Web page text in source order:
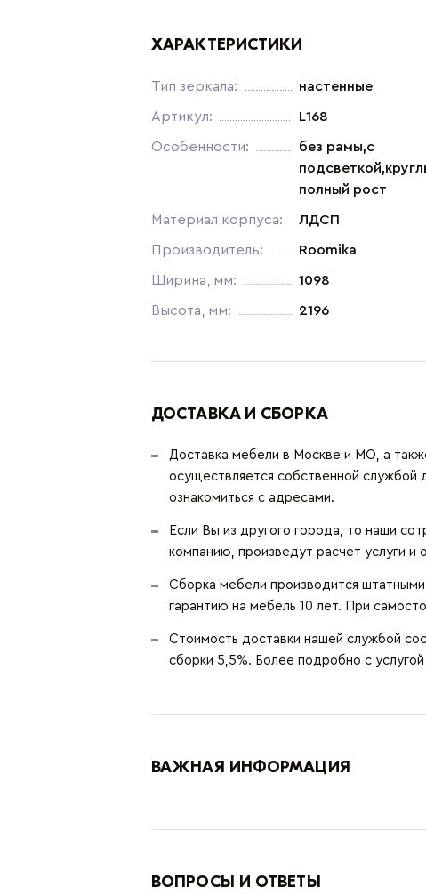
ХАРАКТЕРИСТИКИ
Тип зеркала: настенные
Артикул: L168
Особенности:
без рамы,с
полный рост
Материал корпуса: ЛДСП
Производитель: Roomika
Ширина, мм: 1098
Высота, мм: 2196
ДОСТАВКА И СБОРКА
Доставка мебели в Москве и МО, а
осуществляется собственной
ознакомиться с адресами.
Если Вы из другого города, то наши
компанию, произведут расчет услуги
Сборка мебели производится
гарантию на мебель 10 лет. При
Стоимость доставки нашей службой
сборки 5,5%. Более подробно с
ВАЖНАЯ ИНФОРМАЦИЯ
ВОПРОСЫ И ОТВЕТЫ